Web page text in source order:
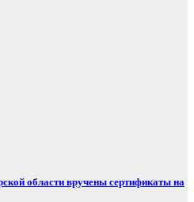
области вручены сертификаты на